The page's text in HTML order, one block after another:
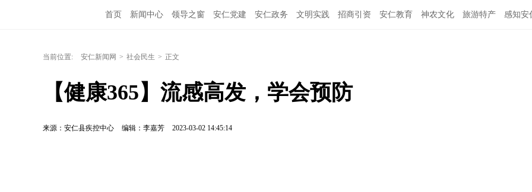
首页 新闻中心 领导之窗 安仁党建 安仁政务 文明实践 招商引资 安仁教育 神农文化 旅游特产 感知安
当前位置: 安仁新闻网 > 社会民生 > 正文
【健康365】流感高发，学会预防
来源：安仁县疾控中心 编辑：李嘉芳 2023-03-02 14:45:14